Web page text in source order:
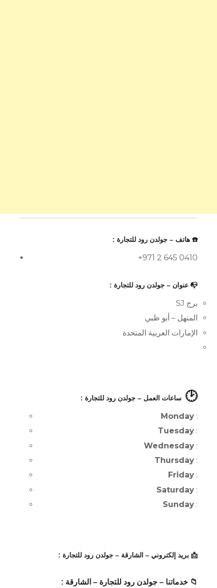
☎️ هاتف – جولدن رود للتجارة :
+971 2 645 0410
📭 عنوان – جولدن رود للتجارة :
برج SJ
المنهل – أبو ظبي
الإمارات العربية المتحدة
🕑 ساعات العمل – جولدن رود للتجارة :
Monday :
Tuesday :
Wednesday :
Thursday :
Friday :
Saturday :
Sunday :
📩 بريد إلكتروني – الشارقة – جولدن رود للتجارة :
📁 خدماتنا – جولدن رود للتجارة – الشارقة :